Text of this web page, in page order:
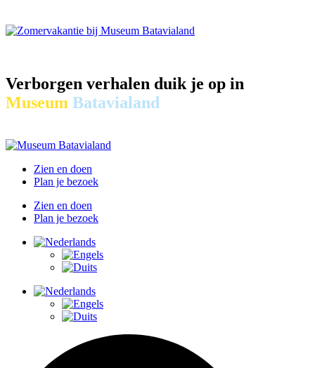
Verborgen verhalen duik je op in
Museum Batavialand
Zien en doen
Plan je bezoek
Zien en doen
Plan je bezoek